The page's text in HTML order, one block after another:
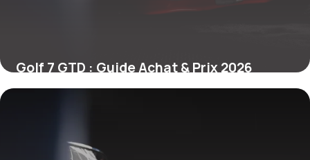
Golf 7 GTD : Guide Achat & Prix 2026
12 mai 2026